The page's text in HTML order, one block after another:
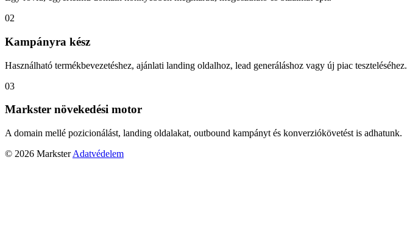
02
Kampányra kész
Használható termékbevezetéshez, ajánlati landing oldalhoz, lead generáláshoz vagy új piac teszteléséhez.
03
Markster növekedési motor
A domain mellé pozicionálást, landing oldalakat, outbound kampányt és konverziókövetést is adhatunk.
© 2026 Markster Adatvédelem